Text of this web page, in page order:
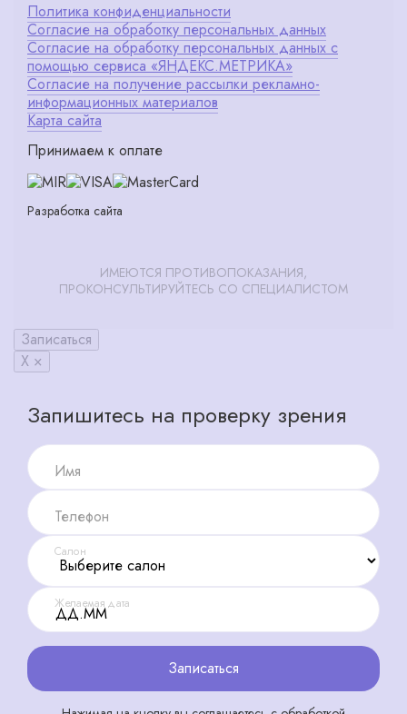
Политика конфиденциальности
Согласие на обработку персональных данных
Согласие на обработку персональных данных с
помощью сервиса «ЯНДЕКС.МЕТРИКА»
Согласие на получение рассылки рекламно-
информационных материалов
Карта сайта
Принимаем к оплате
Разработка сайта
ИМЕЮТСЯ ПРОТИВОПОКАЗАНИЯ,
ПРОКОНСУЛЬТИРУЙТЕСЬ СО СПЕЦИАЛИСТОМ
Записаться
X ×
Запишитесь на проверку зрения
Имя
Телефон
Салон
Желаемая дата
Записаться